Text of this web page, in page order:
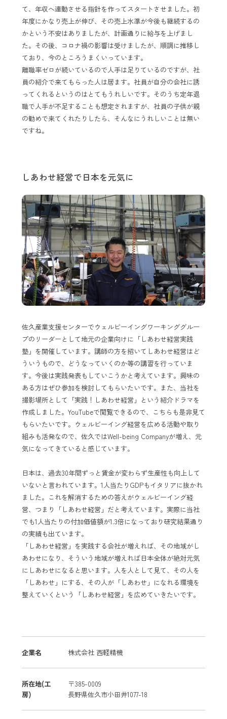
て、年収へ連動させる指針を作ってスタートさせました。初
年度にかなり売上が伸び、その売上水準が今後も継続するの
かという不安はありましたが、計画通りに給与を上げまし
た。その後、コロナ禍の影響は受けましたが、順調に推移し
ており、今のところうまくいっています。
離職率ゼロが続いているので人手は足りているのですが、社
員の紹介で来てもらった人は居ます。社員が自分の会社に誘
ってくれるというのはとてもうれしいです。そのうち定年退
職で人手が不足することも想定されますが、社員の子供が親
の勧めで来てくれたりしたら、そんなにうれしいことは無い
ですね。
しあわせ経営で日本を元気に
佐久産業支援センターでウェルビーイングワーキンググルー
プのリーダーとして地元の企業向けに「しあわせ経営実践
塾」を開催しています。講師の方を招いてしあわせ経営はど
ういうもので、どうなっていくのか等の講習を行っていま
す。今後は実践発表もしていこうかと考えています。興味の
ある方はぜひ参加を検討してもらいたいです。また、当社を
撮影場所として「実践！しあわせ経営」という紹介ドラマを
作成しました。YouTubeで閲覧できるので、こちらも是非見て
もらいたいです。ウェルビーイング経営を広める活動や取り
組みも活発なので、佐久ではWell-being Companyが増え、元
気になってきていると感じています。
日本は、過去30年間ずっと賃金が変わらず生産性も向上して
いないと言われています。1人当たりGDPもイタリアに抜かれ
ました。これを解消するための答えがウェルビーイング経
営、つまり「しあわせ経営」だと考えています。実際に当社
でも1人当たりの付加価値額が1.3倍になっており研究結果通り
の実績も出ています。
「しあわせ経営」を実践する会社が増えれば、その地域がし
あわせになり、そういう地域が増えれば日本全体が絶対元気
にしあわせになると思います。人を人として見て、その人を
「しあわせ」にする、その人が「しあわせ」になれる環境を
整えていくという「しあわせ経営」を広めていきたいです。
企業名 株式会社 西軽精機
所在地(工
房)
〒385-0009
長野県佐久市小田井1077-18